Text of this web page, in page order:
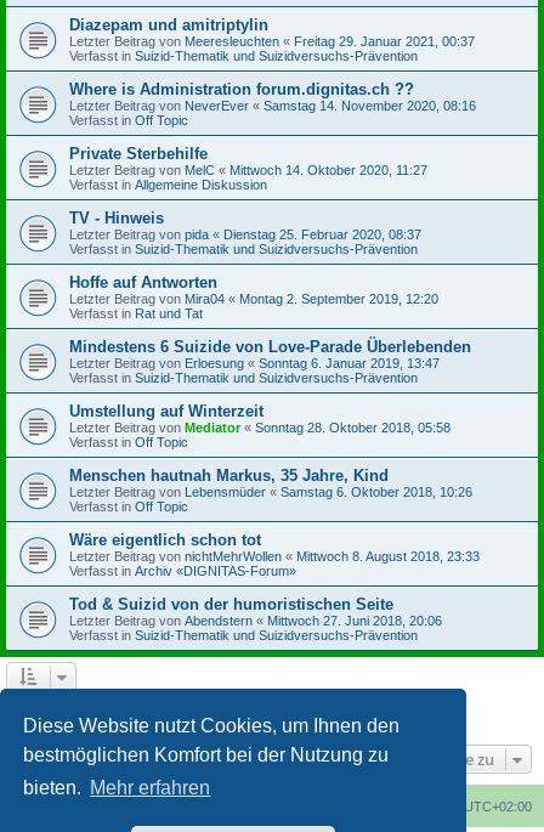
Diese Website nutzt Cookies, um Ihnen den
bestmöglichen Komfort bei der Nutzung zu
bieten. Mehr erfahren
Diazepam und amitriptylin
Letzter Beitrag von Meeresleuchten « Freitag 29. Januar 2021, 00:37
Verfasst in Suizid-Thematik und Suizidversuchs-Prävention
Where is Administration forum.dignitas.ch ??
Letzter Beitrag von NeverEver « Samstag 14. November 2020, 08:16
Verfasst in Off Topic
Private Sterbehilfe
Letzter Beitrag von MelC « Mittwoch 14. Oktober 2020, 11:27
Verfasst in Allgemeine Diskussion
TV - Hinweis
Letzter Beitrag von pida « Dienstag 25. Februar 2020, 08:37
Verfasst in Suizid-Thematik und Suizidversuchs-Prävention
Hoffe auf Antworten
Letzter Beitrag von Mira04 « Montag 2. September 2019, 12:20
Verfasst in Rat und Tat
Mindestens 6 Suizide von Love-Parade Überlebenden
Letzter Beitrag von Erloesung « Sonntag 6. Januar 2019, 13:47
Verfasst in Suizid-Thematik und Suizidversuchs-Prävention
Umstellung auf Winterzeit
Letzter Beitrag von Mediator« Sonntag 28. Oktober 2018, 05:58
Verfasst in Off Topic
Menschen hautnah Markus, 35 Jahre, Kind
Letzter Beitrag von Lebensmüder « Samstag 6. Oktober 2018, 10:26
Verfasst in Off Topic
Wäre eigentlich schon tot
Letzter Beitrag von nichtMehrWollen « Mittwoch 8. August 2018, 23:33
Verfasst in Archiv «DIGNITAS-Forum»
Tod & Suizid von der humoristischen Seite
Letzter Beitrag von Abendstern « Mittwoch 27. Juni 2018, 20:06
Verfasst in Suizid-Thematik und Suizidversuchs-Prävention
Gehe zu
UTC+02:00